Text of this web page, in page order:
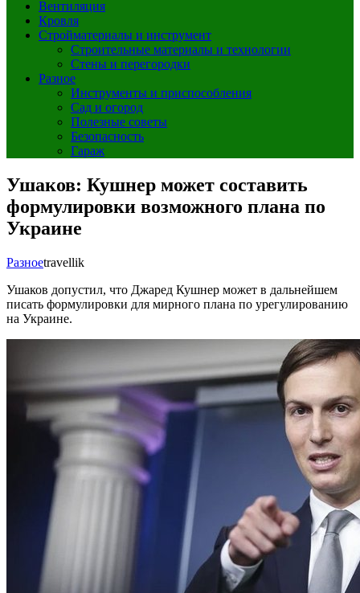
Вентиляция
Кровля
Стройматериалы и инструмент
Строительные материалы и технологии
Стены и перегородки
Разное
Инструменты и приспособления
Сад и огород
Полезные советы
Безопасность
Гараж
Ушаков: Кушнер может составить
формулировки возможного плана по
Украине
Разноеtravellik
Ушаков допустил, что Джаред Кушнер может в дальнейшем
писать формулировки для мирного плана по урегулированию
на Украине.